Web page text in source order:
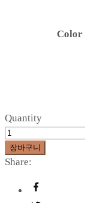
Color
Quantity
장바구니
Share: